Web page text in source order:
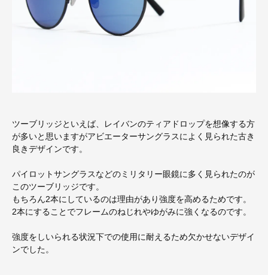
ツーブリッジといえば、レイバンのティアドロップを想像する方
が多いと思いますがアビエーターサングラスによく見られた古き
良きデザインです。
パイロットサングラスなどのミリタリー眼鏡に多く見られたのが
このツーブリッジです。
もちろん2本にしているのは理由があり強度を高めるためです。
2本にすることでフレームのねじれやゆがみに強くなるのです。
強度をしいられる状況下での使用に耐えるため欠かせないデザイ
ンでした。